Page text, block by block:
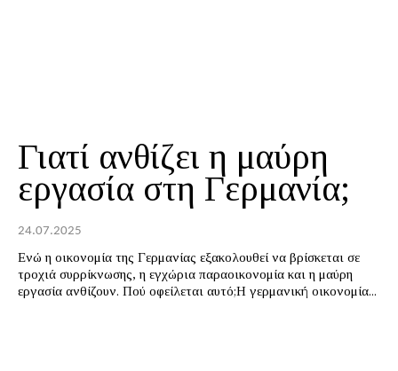
Γιατί ανθίζει η μαύρη
εργασία στη Γερμανία;
24.07.2025
Ενώ η οικονομία της Γερμανίας εξακολουθεί να βρίσκεται σε
τροχιά συρρίκνωσης, η εγχώρια παραοικονομία και η μαύρη
εργασία ανθίζουν. Πού οφείλεται αυτό;Η γερμανική οικονομία...